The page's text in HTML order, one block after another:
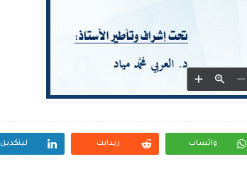
واتساب ريدايت لينكدين